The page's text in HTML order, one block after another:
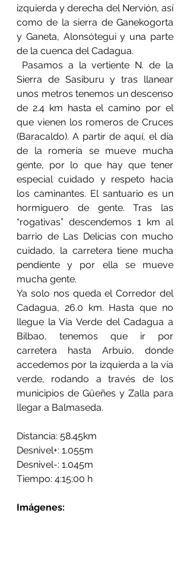
izquierda y derecha del Nervión, así
como de la sierra de Ganekogorta
y Ganeta, Alonsótegui y una parte
de la cuenca del Cadagua.
Pasamos a la vertiente N. de la
Sierra de Sasiburu y tras llanear
unos metros tenemos un descenso
de 2.4 km hasta el camino por el
que vienen los romeros de Cruces
(Baracaldo). A partir de aquí, el día
de la romería se mueve mucha
gente, por lo que hay que tener
especial cuidado y respeto hacia
los caminantes. El santuario es un
hormiguero de gente. Tras las
“rogativas” descendemos 1 km al
barrio de Las Delicias con mucho
cuidado, la carretera tiene mucha
pendiente y por ella se mueve
mucha gente.
Ya solo nos queda el Corredor del
Cadagua, 26.0 km. Hasta que no
llegue la Vía Verde del Cadagua a
Bilbao, tenemos que ir por
carretera hasta Arbuio, donde
accedemos por la izquierda a la vía
verde, rodando a través de los
municipios de Güeñes y Zalla para
llegar a Balmaseda.
Distancia: 58.45km
Desnivel+: 1.055m
Desnivel-: 1.045m
Tiempo: 4:15:00 h
Imágenes: